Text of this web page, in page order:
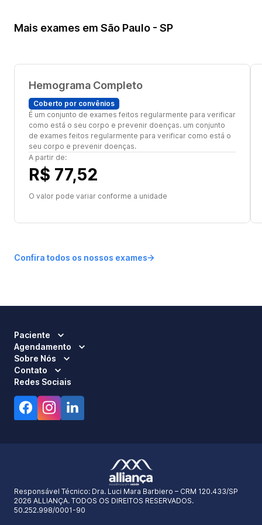
Mais exames em São Paulo - SP
Hemograma Completo
Coberto por convênios
É um conjunto de exames feitos regularmente para verificar
como está o seu corpo e prevenir doenças. um conjunto
de exames feitos regularmente para verificar como está o
seu corpo e prevenir doenças.
A partir de:
R$ 77,52
O valor pode variar conforme a unidade
Confira todos os nossos exames
Paciente
Agendamento
Sobre Nós
Contato
Redes Sociais
Responsável Técnico: Dra. Luci Mara Barbiero – CRM 120.433/SP
2026 ALLIANÇA. TODOS OS DIREITOS RESERVADOS.
50.252.998/0001-90